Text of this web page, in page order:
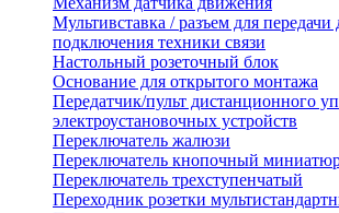
Мультивставка / разъем для
подключения техники связи
Настольный розеточный блок
Основание для открытого монтажа
Передатчик/пульт дистанционного
электроустановочных устройств
Переключатель жалюзи
Переключатель кнопочный
Переключатель трехступенчатый
Переходник розетки